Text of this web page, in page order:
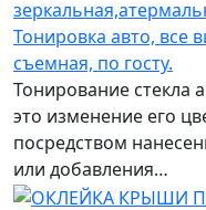
Тонировка авто, все
съемная, по госту.
Тонирование стекла
это изменение его
посредством
или добавления…